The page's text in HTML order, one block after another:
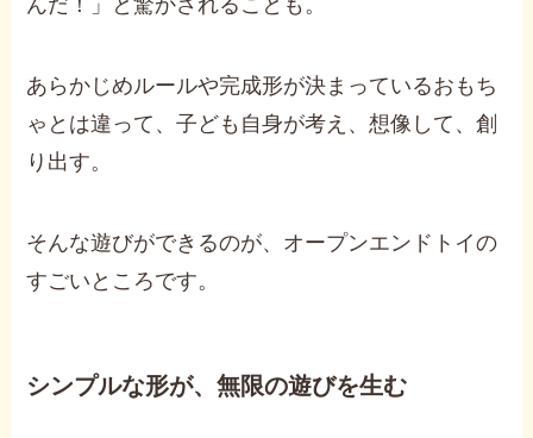
んだ！」と驚かされることも。
あらかじめルールや完成形が決まっているおもち
ゃとは違って、子ども自身が考え、想像して、創
り出す。
そんな遊びができるのが、オープンエンドトイの
すごいところです。
シンプルな形が、無限の遊びを生む